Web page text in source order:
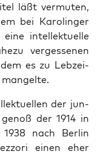
läßt ver­mu­ten,
bei Karo­lin­ger
intel­lek­tu­el­le
ver­ges­se­nen
es zu Leb­zei­
der jun­
der 1914 in
nach Ber­lin
einen eher